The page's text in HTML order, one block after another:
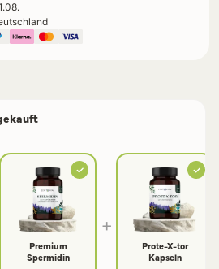
Premium
Spermidin
+
Prote-X-tor
Kapseln